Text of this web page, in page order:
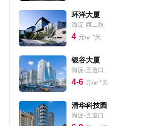
环洋大厦
海淀-西二旗
4 元/㎡*天
银谷大厦
海淀-五道口
4-6 元/㎡*天
清华科技园
海淀-五道口